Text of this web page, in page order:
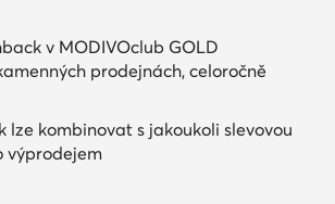
v MODIVOclub GOLD
prodejnách, celoročně
lze kombinovat s jakoukoli slevovou
výprodejem